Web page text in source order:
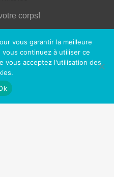
corps!
votre vie
et sociales
vous garantir la meilleure
continuez à utiliser ce
vous acceptez l'utilisation des